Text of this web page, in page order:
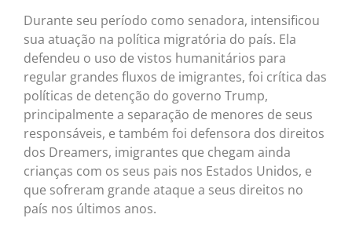
Durante seu período como senadora, intensificou
sua atuação na política migratória do país. Ela
defendeu o uso de vistos humanitários para
regular grandes fluxos de imigrantes, foi crítica das
políticas de detenção do governo Trump,
principalmente a separação de menores de seus
responsáveis, e também foi defensora dos direitos
dos Dreamers, imigrantes que chegam ainda
crianças com os seus pais nos Estados Unidos, e
que sofreram grande ataque a seus direitos no
país nos últimos anos.